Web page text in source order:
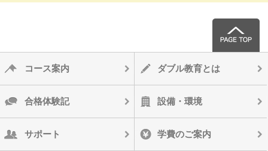
コース案内 ダブル教育とは
合格体験記 設備・環境
サポート 学費のご案内